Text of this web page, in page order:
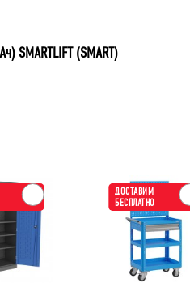
SMARTLIFT (SMART)
ДОСТАВИМ
БЕСПЛАТНО